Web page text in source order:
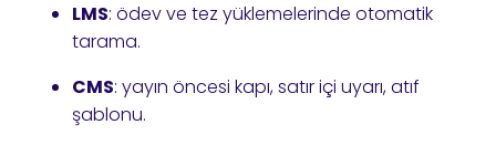
LMS: ödev ve tez yüklemelerinde otomatik
tarama.
CMS: yayın öncesi kapı, satır içi uyarı, atıf
şablonu.